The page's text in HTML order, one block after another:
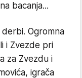
bacanja...
Ogromna
i Zvezde pri
za Zvezdu i
igrača